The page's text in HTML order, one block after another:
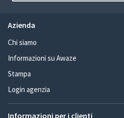
Azienda
Chi siamo
Informazioni su Awaze
Stampa
Login agenzia
Informazioni per i clienti